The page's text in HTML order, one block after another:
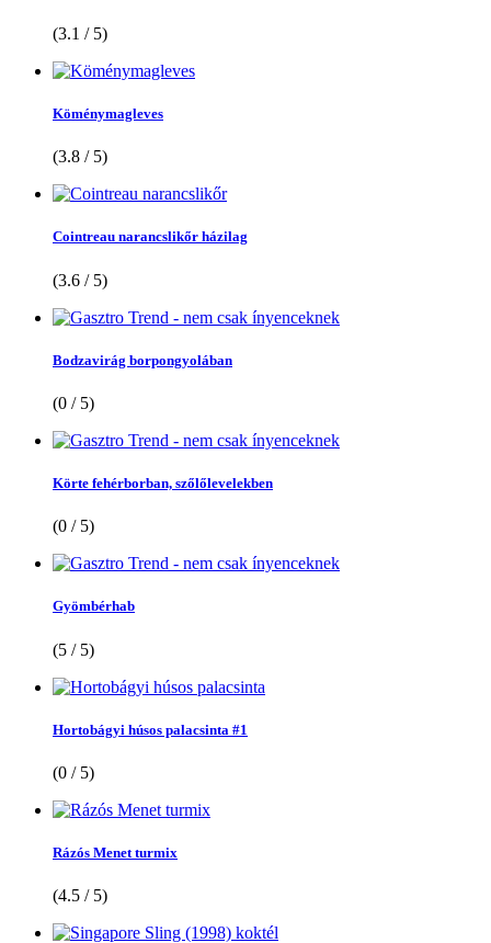
(3.1 / 5)
Köménymagleves
(3.8 / 5)
Cointreau narancslikőr házilag
(3.6 / 5)
Bodzavirág borpongyolában
(0 / 5)
Körte fehérborban, szőlőlevelekben
(0 / 5)
Gyömbérhab
(5 / 5)
Hortobágyi húsos palacsinta #1
(0 / 5)
Rázós Menet turmix
(4.5 / 5)